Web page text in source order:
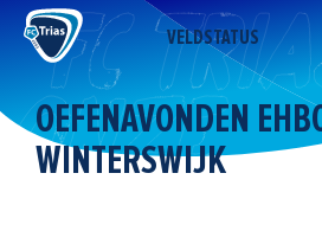
naar
inhoud
VELDSTATUS
OEFENAVONDEN
WINTERSWIJK